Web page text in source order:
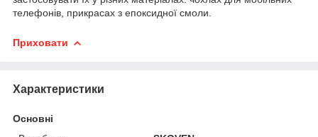
телефонів, прикрасах з епоксидної смоли.
Приховати
Характеристики
Основні